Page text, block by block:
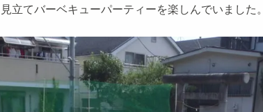
立てバーベキューパーティーを楽しんでいました。